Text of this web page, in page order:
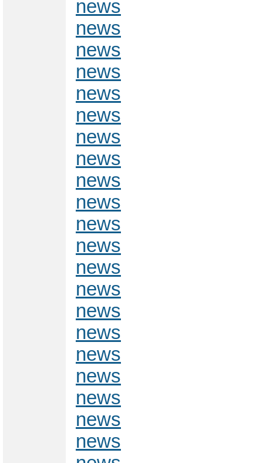
news
news
news
news
news
news
news
news
news
news
news
news
news
news
news
news
news
news
news
news
news